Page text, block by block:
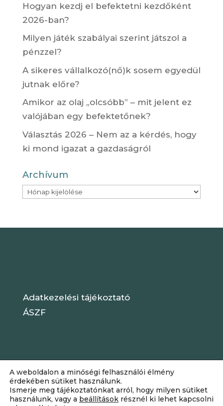
Hogyan kezdj el befektetni kezdőként
2026-ban?
Milyen játék szabályai szerint játszol a
pénzzel?
A sikeres vállalkozó(nő)k sosem egyedül
jutnak előre?
Amikor az olaj „olcsóbb” – mit jelent ez
valójában egy befektetőnek?
Választás 2026 – Nem az a kérdés, hogy
ki mond igazat a gazdaságról
Archívum
Archívum
Adatkezelési tájékoztató
ÁSZF
A weboldalon a minőségi felhasználói élmény
érdekében sütiket használunk.
Ismerje meg tájékoztatónkat arról, hogy milyen sütiket
használunk, vagy a beállítások résznél ki lehet kapcsolni